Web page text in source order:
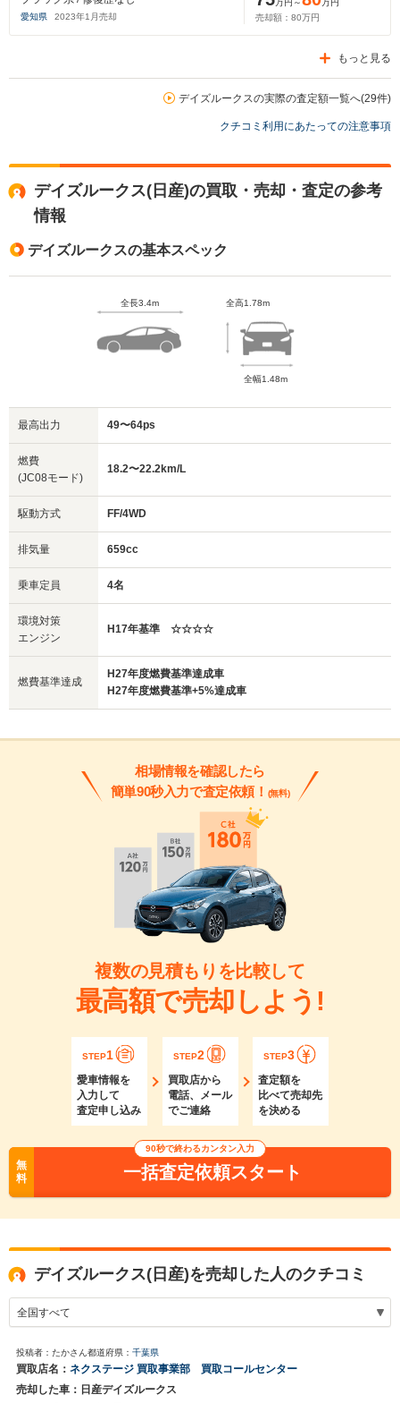
愛知県 2023年1 月売却
万円～
万円
売却額： 80万円
もっと見る
デイズルークスの実際の査定額一覧へ(29件)
クチコミ利用にあたっての注意事項
デイズルークス(日産)の買取・売却・査定の参考
情報
デイズルークスの基本スペック
全長3.4m 全高1.78m
全幅1.48m
最高出力 49〜64ps
燃費
(JC08モード)
18.2〜22.2km/L
駆動方式 FF/4WD
排気量 659cc
乗車定員 4名
環境対策
エンジン
H17年基準 ☆☆☆☆
燃費基準達成
H27年度燃費基準達成車
H27年度燃費基準+5%達成車
相場情報を確認したら
簡単90秒入力で査定依頼！ (無料)
複数の見積もりを比較して
最高額で売却しよう!
STEP1
愛車情報を
入力して
査定申し込み
STEP2
買取店から
電話、メール
でご連絡
STEP3
査定額を
比べて売却先
を決める
無
料
90秒で終わるカンタン入力
一括査定依頼スタート
デイズルークス(日産)を売却した人のクチコミ
投稿者：たかさん都道府県： 千葉県
買取店名： ネクステージ 買取事業部 買取コールセンター
売却した車：日産デイズルークス